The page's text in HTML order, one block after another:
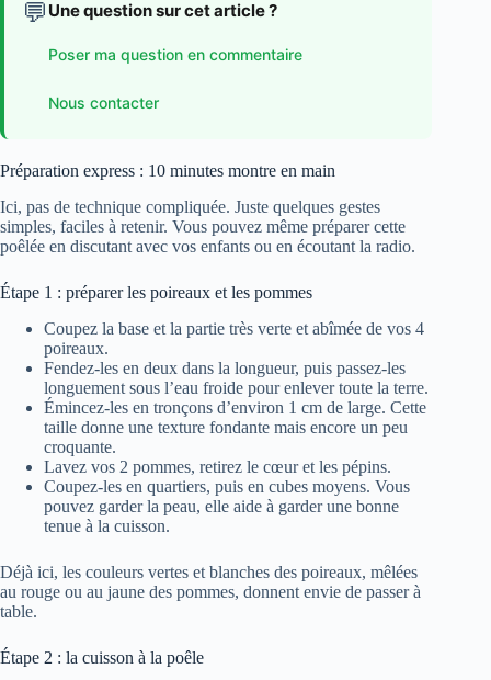
💬 Une question sur cet article ?
Poser ma question en commentaire
Nous contacter
Préparation express : 10 minutes montre en main
Ici, pas de technique compliquée. Juste quelques gestes
simples, faciles à retenir. Vous pouvez même préparer cette
poêlée en discutant avec vos enfants ou en écoutant la radio.
Étape 1 : préparer les poireaux et les pommes
Coupez la base et la partie très verte et abîmée de vos 4
poireaux.
Fendez-les en deux dans la longueur, puis passez-les
longuement sous l’eau froide pour enlever toute la terre.
Émincez-les en tronçons d’environ 1 cm de large. Cette
taille donne une texture fondante mais encore un peu
croquante.
Lavez vos 2 pommes, retirez le cœur et les pépins.
Coupez-les en quartiers, puis en cubes moyens. Vous
pouvez garder la peau, elle aide à garder une bonne
tenue à la cuisson.
Déjà ici, les couleurs vertes et blanches des poireaux, mêlées
au rouge ou au jaune des pommes, donnent envie de passer à
table.
Étape 2 : la cuisson à la poêle